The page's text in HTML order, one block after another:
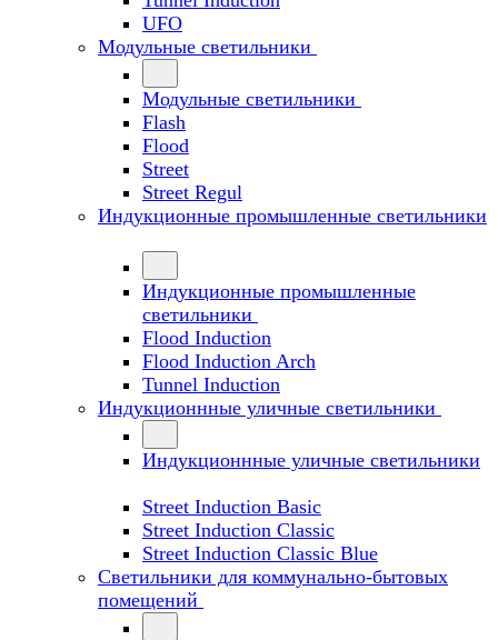
UFO
Модульные светильники
Модульные светильники
Flash
Flood
Street
Street Regul
Индукционные промышленные светильники
Индукционные промышленные
светильники
Flood Induction
Flood Induction Arch
Tunnel Induction
Индукционнные уличные светильники
Индукционнные уличные светильники
Street Induction Basic
Street Induction Classic
Street Induction Classic Blue
Светильники для коммунально-бытовых
помещений